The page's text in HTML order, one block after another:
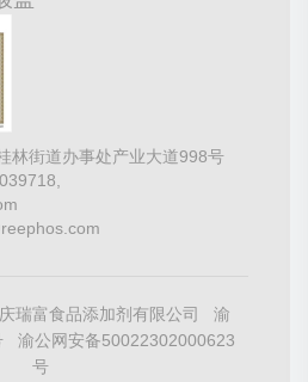
林街道办事处产业大道998号
瑞富食品添加剂有限公司 渝
渝公网安备50022302000623
号